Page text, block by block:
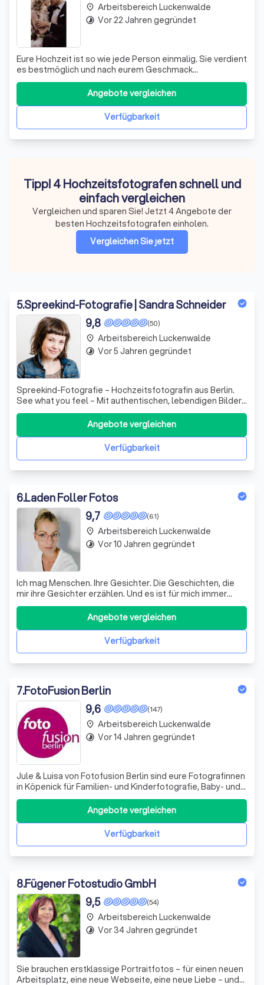
Eure Hochzeit ist so wie jede Person einmalig. Sie verdient
es bestmöglich und nach eurem Geschmack
festgehalten zu werden. Bei hochzeitslicht findet ihr ein
starkes Team aus Hochzeitsfotograf und
Hochzeitsvideograf für höchste Ansprüche. Schaut euch
auf der Webseite die unterschiedlichen Stilrichtu
Verfügbarkeit
Angebote vergleichen
place Arbeitsbereich Luckenwalde
timelapse Vor 22 Jahren gegründet
Tipp! 4 Hochzeitsfotografen schnell und
einfach vergleichen
Vergleichen und sparen Sie! Jetzt 4 Angebote der
besten Hochzeitsfotografen einholen.
Vergleichen Sie jetzt
5.Spreekind-Fotografie | Sandra Schneider
(50)
9,8
Spreekind-Fotografie – Hochzeitsfotografin aus Berlin.
See what you feel – Mit authentischen, lebendigen Bildern
halte ich eure einzigartigen Momente fest und mache
euren besonderen Tag unvergesslich.
Verfügbarkeit
Angebote vergleichen
place Arbeitsbereich Luckenwalde
timelapse Vor 5 Jahren gegründet
6.Laden Foller Fotos
(61)
9,7
Ich mag Menschen. Ihre Gesichter. Die Geschichten, die
mir ihre Gesichter erzählen. Und es ist für mich immer
wieder ein Abenteuer, das besondere Etwas eines
Menschen und seines Gesichts in dem einen Moment im
Foto einzufangen, der genau zu ihm passt. Ich schätze
mich glücklich, in meinem Traumberu
Verfügbarkeit
Angebote vergleichen
place Arbeitsbereich Luckenwalde
timelapse Vor 10 Jahren gegründet
7.FotoFusion Berlin
(147)
9,6
Jule & Luisa von Fotofusion Berlin sind eure Fotografinnen
in Köpenick für Familien- und Kinderfotografie, Baby- und
Schwangerenfotografie, Bewerbungsfotos,
Hochzeitsfotografie, Businessfotos und Aktfotografie !
Ob in unserem Fotostudio oder flexibel On Location bei
euch vor Ort – Bucht uns für eVerfügbarkeit
Angebote vergleichen
place Arbeitsbereich Luckenwalde
timelapse Vor 14 Jahren gegründet
8.Fügener Fotostudio GmbH
(54)
9,5
Sie brauchen erstklassige Portraitfotos – für einen neuen
Arbeitsplatz, eine neue Webseite, eine neue Liebe – und
place Arbeitsbereich Luckenwalde
timelapse Vor 34 Jahren gegründet